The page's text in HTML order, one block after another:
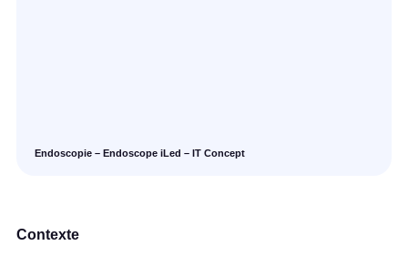
Contexte
Endoscopie – Endoscope iLed – IT Concept